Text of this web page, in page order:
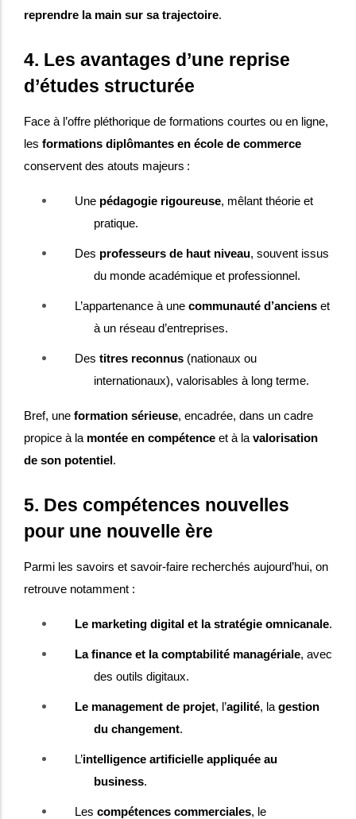
reprendre la main sur sa trajectoire.
4. Les avantages d’une reprise
d’études structurée
Face à l’offre pléthorique de formations courtes ou en ligne,
les formations diplômantes en école de commerce
conservent des atouts majeurs :
Une pédagogie rigoureuse, mêlant théorie et
pratique.
Des professeurs de haut niveau, souvent issus
du monde académique et professionnel.
L’appartenance à une communauté d’anciens et
à un réseau d’entreprises.
Des titres reconnus (nationaux ou
internationaux), valorisables à long terme.
Bref, une formation sérieuse, encadrée, dans un cadre
propice à la montée en compétence et à la valorisation
de son potentiel.
5. Des compétences nouvelles
pour une nouvelle ère
Parmi les savoirs et savoir-faire recherchés aujourd’hui, on
retrouve notamment :
Le marketing digital et la stratégie omnicanale.
La finance et la comptabilité managériale, avec
des outils digitaux.
Le management de projet, l’agilité, la gestion
du changement.
L’intelligence artificielle appliquée au
business.
Les compétences commerciales, le